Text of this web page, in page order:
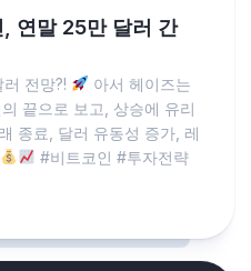
연말 25만 달러 간
전망?!
아서 헤이즈는
끝으로 보고, 상승에 유리
종료, 달러 유동성 증가, 레
#비트코인 #투자전략